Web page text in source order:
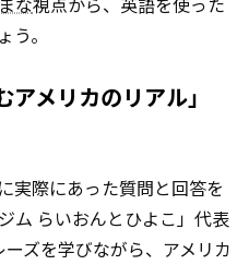
。
アメリカのリアル」
実際にあった質問と回答を
ム らいおんとひよこ」代表
ズを学びながら、アメリカ